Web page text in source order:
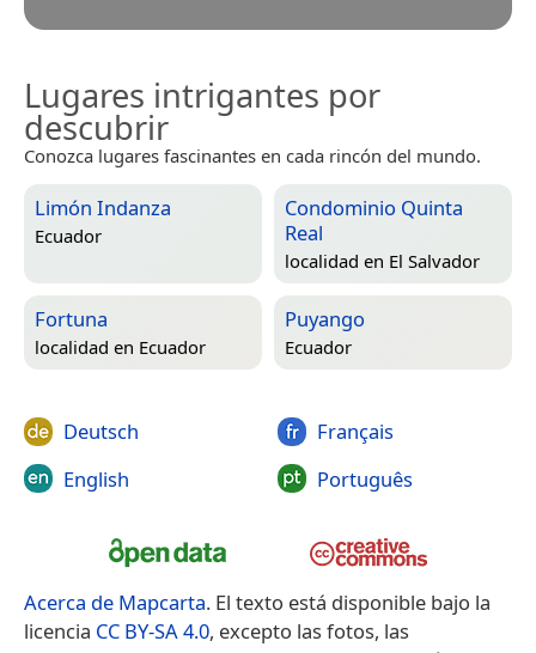
Lugares intrigantes por
descubrir
Conozca lugares fascinantes en cada rincón del mundo.
Limón Indanza
Ecuador
Condominio Quinta
Real
localidad en El Salvador
Fortuna
localidad en Ecuador
Puyango
Ecuador
Deutsch
English
Français
Português
Acerca de Mapcarta. El texto está disponible bajo la
licencia CC BY-SA 4.0, excepto las fotos, las